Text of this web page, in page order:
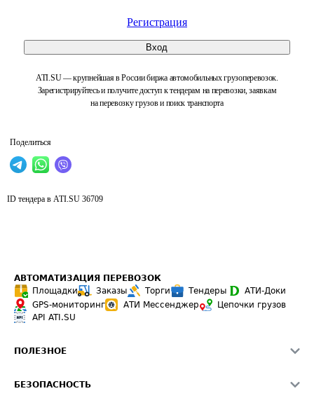
Регистрация
Вход
ATI.SU — крупнейшая в России биржа автомобильных грузоперевозок.
Зарегистрируйтесь и получите доступ к тендерам на перевозки, заявкам
на перевозку грузов и поиск транспорта
Поделиться
ID тендера в ATI.SU 36709
АВТОМАТИЗАЦИЯ ПЕРЕВОЗОК
Площадки
Заказы Торги Тендеры
АТИ-Доки
GPS-мониторинг
АТИ Мессенджер
Цепочки грузов
API ATI.SU
ПОЛЕЗНОЕ
БЕЗОПАСНОСТЬ